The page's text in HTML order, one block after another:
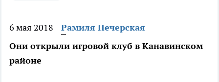
6 мая 2018
Рамиля Печерская
Они открыли игровой клуб в Канавинском
районе